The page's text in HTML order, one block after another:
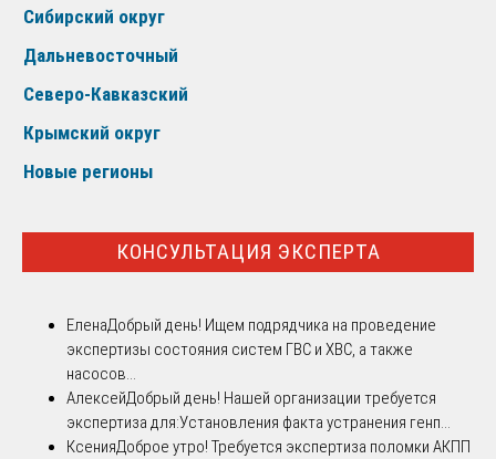
Сибирский округ
Дальневосточный
Северо-Кавказский
Крымский округ
Новые регионы
КОНСУЛЬТАЦИЯ ЭКСПЕРТА
ЕленаДобрый день! Ищем подрядчика на проведение
экспертизы состояния систем ГВС и ХВС, а также
насосов...
АлексейДобрый день! Нашей организации требуется
экспертиза для:Установления факта устранения генп...
КсенияДоброе утро! Требуется экспертиза поломки АКПП